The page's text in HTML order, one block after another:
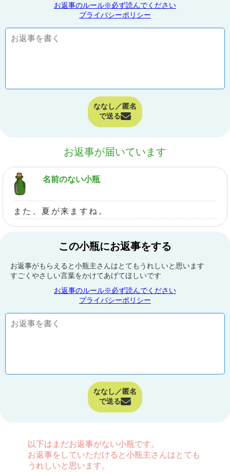
お返事のルール※必ず読んでください
プライバシーポリシー
ななし／匿名
で送る
お返事が届いています
名前のない小瓶
また、夏が来ますね。
この小瓶にお返事をする
お返事がもらえると小瓶主さんはとてもうれしいと思います
すごくやさしい言葉をかけてあげてほしいです
お返事のルール※必ず読んでください
プライバシーポリシー
ななし／匿名
で送る
以下はまだお返事がない小瓶です。
お返事をしていただけると小瓶主さんはとても
うれしいと思います。